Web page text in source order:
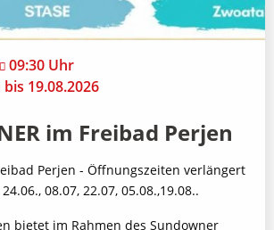
09:30 Uhr
19.08.2026
im Freibad Perjen
Perjen - Öffnungszeiten verlängert
08.07, 22.07, 05.08.,19.08..
bietet im Rahmen des Sundowner